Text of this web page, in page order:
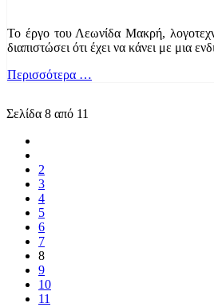
Το έργο του Λεωνίδα Μακρή,
διαπιστώσει ότι έχει να κάνει με μια
Περισσότερα …
Σελίδα 8 από 11
2
3
4
5
6
7
8
9
10
11